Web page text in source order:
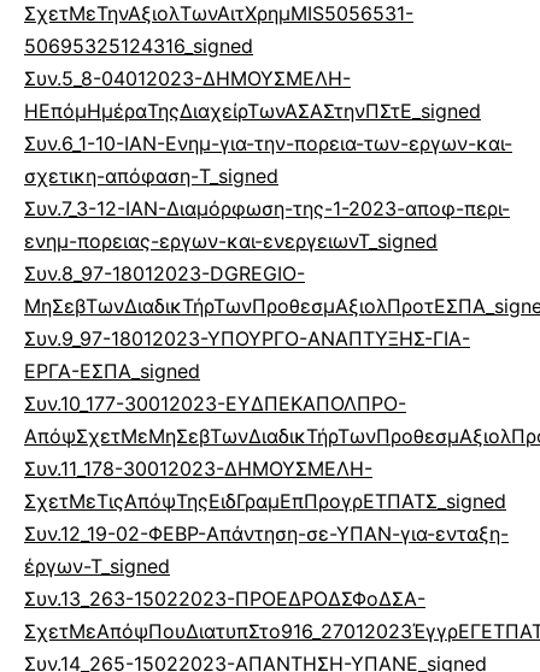
ΣχετΜεΤηνΑξιολΤωνΑιτΧρημMIS5056531-
50695325124316_signed
Συν.5_8-04012023-ΔΗΜΟΥΣΜΕΛΗ-
ΗΕπόμΗμέραΤηςΔιαχείρΤωνΑΣΑΣτηνΠΣτΕ_signed
Συν.6_1-10-ΙΑΝ-Ενημ-για-την-πορεια-των-εργων-και-
σχετικη-απόφαση-T_signed
Συν.7_3-12-ΙΑΝ-Διαμόρφωση-της-1-2023-αποφ-περι-
ενημ-πορειας-εργων-και-ενεργειωνΤ_signed
Συν.8_97-18012023-DGREGIO-
Συν.9_97-18012023-ΥΠΟΥΡΓΟ-ΑΝΑΠΤΥΞΗΣ-ΓΙΑ-
ΕΡΓΑ-ΕΣΠΑ_signed
Συν.10_177-30012023-ΕΥΔΠΕΚΑΠΟΛΠΡΟ-
Συν.11_178-30012023-ΔΗΜΟΥΣΜΕΛΗ-
ΣχετΜεΤιςΑπόψΤηςΕιδΓραμΕπΠρογρΕΤΠΑΤΣ_signed
Συν.12_19-02-ΦΕΒΡ-Απάντηση-σε-ΥΠΑΝ-για-ενταξη-
έργων-Τ_signed
Συν.13_263-15022023-ΠΡΟΕΔΡΟΔΣΦοΔΣΑ-
Συν.14_265-15022023-ΑΠΑΝΤΗΣΗ-ΥΠΑΝΕ_signed